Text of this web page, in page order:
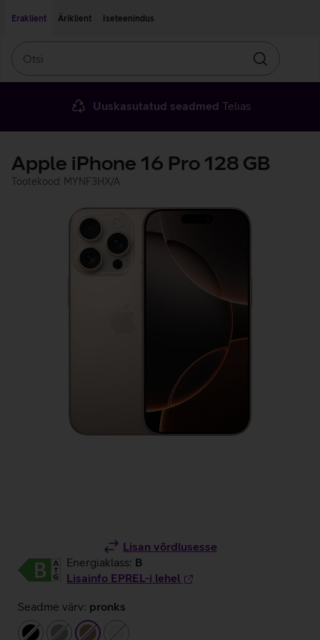
Eraklient
Äriklient Iseteenindus
Otsin
Uuskasutatud seadmed Telias
Apple iPhone 16 Pro 128 GB
Tootekood: MYNF3HX/A
Lisan võrdlusesse
Energiaklass: B
Lisainfo EPREL-i lehel
Seadme värv: pronks
must
hall pronksvalge